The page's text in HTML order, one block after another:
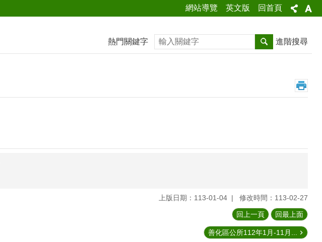
網站導覽 英文版 回首頁
熱門關鍵字 搜尋 進階搜尋
上版日期：113-01-04 修改時間：113-02-27
回上一頁 回最上面
善化區公所112年1月-11月...